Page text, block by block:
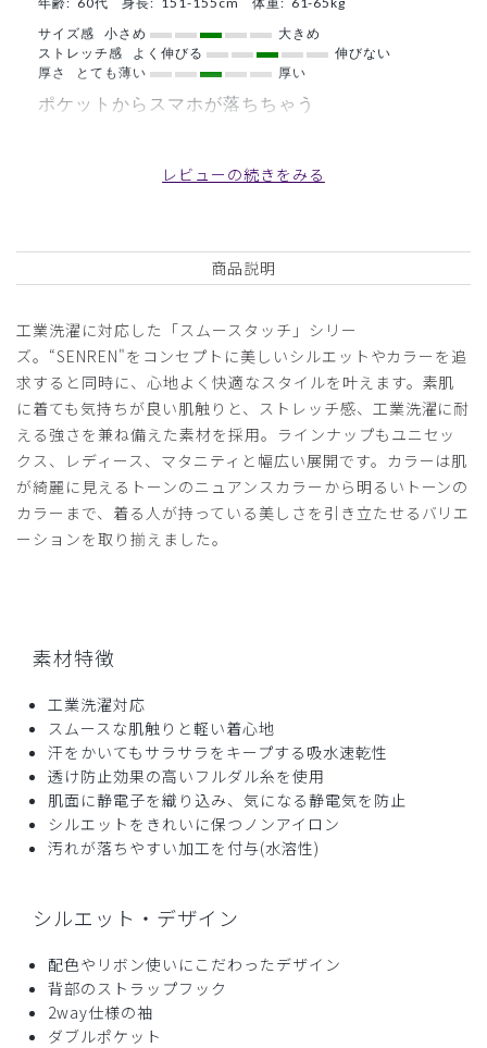
サイズ感
小さめ
大きめ
ストレッチ感
よく伸びる
伸びない
厚さ
とても薄い 厚い
ポケットからスマホが落ちちゃう
ちらにしました。予約電話に出るためにスマホを
今まで着用のスクラブはスマホを横に入れれていたので着席
した時や施術の時でも飛び出て来ることがなかったのですが
その他は割と縫製もしっかりしていて良いとおもいます。
商品：Q09クラシコナース:スムースタッチ・ユニセッ
クスフロントオープンスクラブ/ディープグリーン/L
役に立った 0
デザインも良いですし、着心地も快適です。ポケットも使い
商品：Q09クラシコナース:スムースタッチ・ユニセッ
クスフロントオープンスクラブ/ホワイト×ネイビー/L
役に立った 0
レビューの続きをみる
商品説明
工業洗濯に対応した「スムースタッチ」シリー
ズ。“SENREN"をコンセプトに美しいシルエットやカラーを追
求すると同時に、心地よく快適なスタイルを叶えます。素肌
に着ても気持ちが良い肌触りと、ストレッチ感、工業洗濯に耐
える強さを兼ね備えた素材を採用。ラインナップもユニセッ
クス、レディース、マタニティと幅広い展開です。カラーは肌
が綺麗に見えるトーンのニュアンスカラーから明るいトーンの
カラーまで、着る人が持っている美しさを引き立たせるバリエ
ーションを取り揃えました。
素材特徴
工業洗濯対応
スムースな肌触りと軽い着心地
汗をかいてもサラサラをキープする吸水速乾性
透け防止効果の高いフルダル糸を使用
肌面に静電子を織り込み、気になる静電気を防止
シルエットをきれいに保つノンアイロン
汚れが落ちやすい加工を付与(水溶性)
シルエット・デザイン
配色やリボン使いにこだわったデザイン
背部のストラップフック
2way仕様の袖
ダブルポケット